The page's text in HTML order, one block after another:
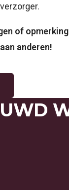
of
anderen!